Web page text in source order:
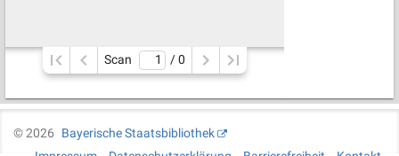
Scan / 0
©2026
Bayerische Staatsbibliothek